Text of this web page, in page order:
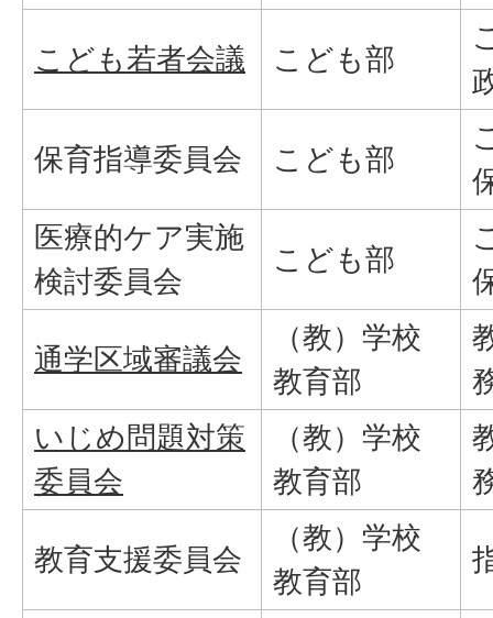
こども若者会議 こども部
保育指導委員会 こども部
医療的ケア実施
検討委員会
こども部
通学区域審議会
（教）学校
教育部
いじめ問題対策
委員会
（教）学校
教育部
教育支援委員会
（教）学校
教育部